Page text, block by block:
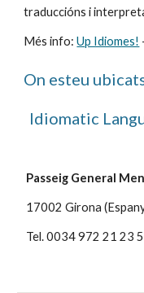
traduccións i
Més info: Up Idiomes!
On esteu
Idiomatic
Passeig General
17002 Girona
Tel. 0034 972 21 23